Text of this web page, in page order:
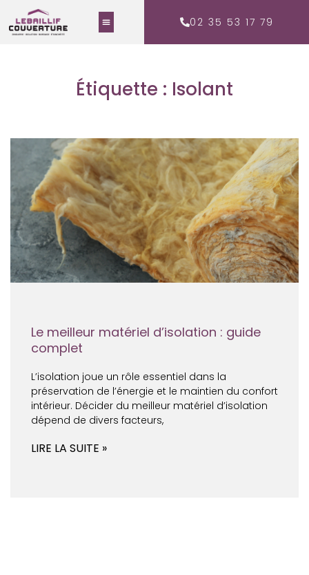
02 35 53 17 79
Étiquette : Isolant
Le meilleur matériel d’isolation : guide
complet
L’isolation joue un rôle essentiel dans la
préservation de l’énergie et le maintien du confort
intérieur. Décider du meilleur matériel d’isolation
dépend de divers facteurs,
LIRE LA SUITE »